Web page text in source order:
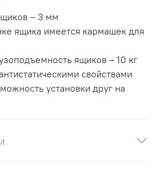
– 3 мм
ящика имеется кармашек для
ящиков – 10 кг
свойствами
установки друг на